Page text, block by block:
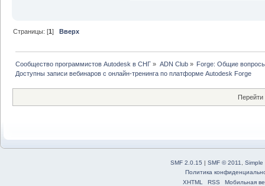
Страницы: [1]Вверх
Сообщество программистов Autodesk в СНГ » ADN Club» Forge: Общие
Доступны записи вебинаров с онлайн-тренинга по платформе Autodesk Forge
Перейти
SMF 2.0.15 | SMF © 2011
Simple
Политика
XHTML
RSS Мобильная